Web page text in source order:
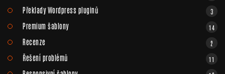
Překlady Wordpress pluginů 3
Premium šablony 14
Recenze 2
Řešení problémů 11